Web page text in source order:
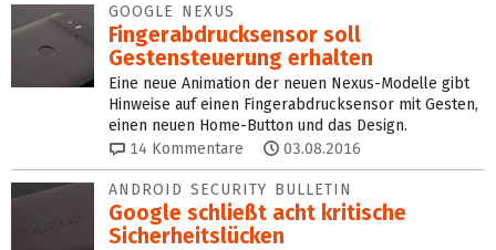
GOOGLE NEXUS
Fingerabdrucksensor soll
Gestensteuerung erhalten
Eine neue Animation der neuen Nexus-Modelle gibt
Hinweise auf einen Fingerabdrucksensor mit Gesten,
einen neuen Home-Button und das Design.
14 Kommentare 03.08.2016
ANDROID SECURITY BULLETIN
Google schließt acht kritische
Sicherheitslücken